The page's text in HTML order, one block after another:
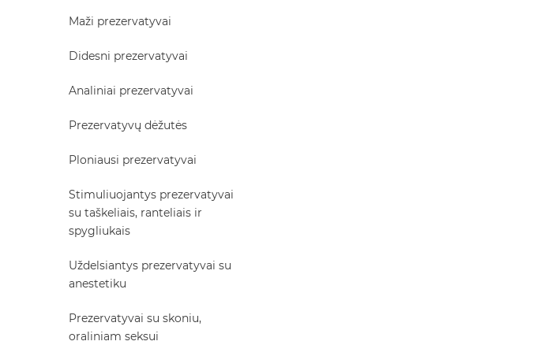
Maži prezervatyvai
Didesni prezervatyvai
Analiniai prezervatyvai
Prezervatyvų dėžutės
Ploniausi prezervatyvai
Stimuliuojantys prezervatyvai
su taškeliais, ranteliais ir
spygliukais
Uždelsiantys prezervatyvai su
anestetiku
Prezervatyvai su skoniu,
oraliniam seksui